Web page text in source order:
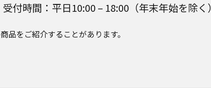
受付時間：平日10:00 – 18:00（年末年始を除く）
品をご紹介することがあります。